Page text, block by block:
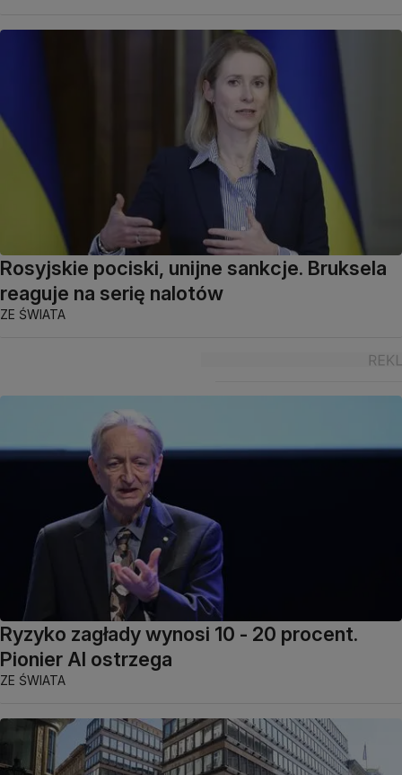
Rosyjskie pociski, unijne sankcje. Bruksela
reaguje na serię nalotów
ZE ŚWIATA
Ryzyko zagłady wynosi 10 - 20 procent.
Pionier AI ostrzega
ZE ŚWIATA